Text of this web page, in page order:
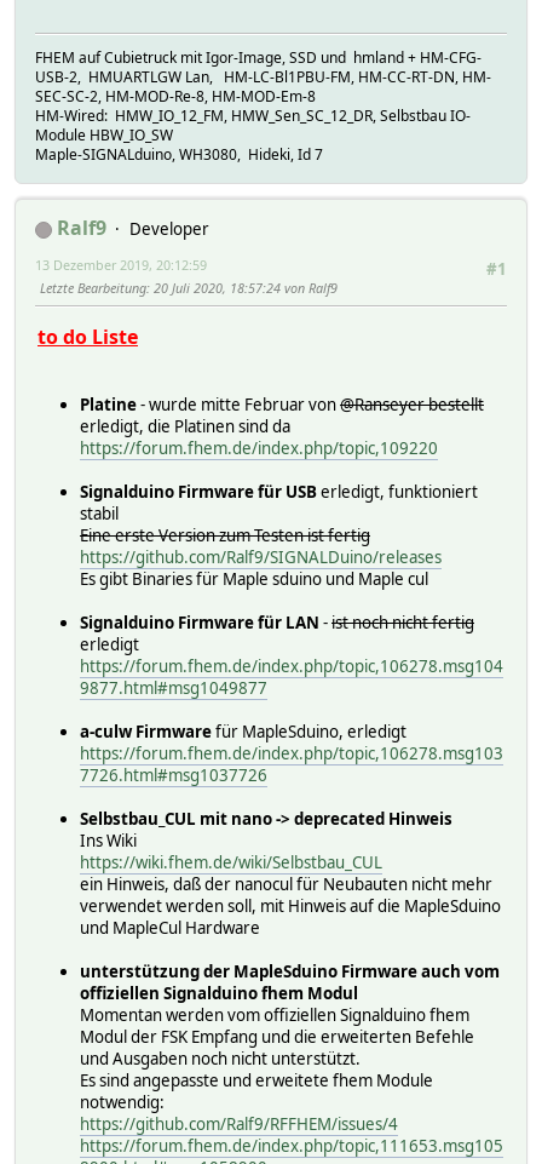
FHEM auf Cubietruck mit Igor-Image, SSD und hmland + HM-CFG-
USB-2, HMUARTLGW Lan, HM-LC-Bl1PBU-FM, HM-CC-RT-DN, HM-
SEC-SC-2, HM-MOD-Re-8, HM-MOD-Em-8
HM-Wired: HMW_IO_12_FM, HMW_Sen_SC_12_DR, Selbstbau IO-
Module HBW_IO_SW
Maple-SIGNALduino, WH3080, Hideki, Id 7
Ralf9
Developer
#1
13 Dezember 2019, 20:12:59
Letzte Bearbeitung: 20 Juli 2020, 18:57:24 von Ralf9
to do Liste
Platine- wurde mitte Februar von@Ranseyer bestellt
erledigt, die Platinen sind da
https://forum.fhem.de/index.php/topic,109220
Signalduino Firmware für USBerledigt, funktioniert
stabil
Eine erste Version zum Testen ist fertig
https://github.com/Ralf9/SIGNALDuino/releases
Es gibt Binaries für Maple sduino und Maple cul
Signalduino Firmware für LAN -ist noch nicht fertig
erledigt
https://forum.fhem.de/index.php/topic,106278.msg104
9877.html#msg1049877
a-culw Firmwarefür MapleSduino, erledigt
https://forum.fhem.de/index.php/topic,106278.msg103
7726.html#msg1037726
Selbstbau_CUL mit nano -> deprecated Hinweis
Ins Wiki
https://wiki.fhem.de/wiki/Selbstbau_CUL
ein Hinweis, daß der nanocul für Neubauten nicht mehr
verwendet werden soll, mit Hinweis auf die MapleSduino
und MapleCul Hardware
unterstützung der MapleSduino Firmware auch vom
offiziellen Signalduino fhem Modul
Momentan werden vom offiziellen Signalduino fhem
Modul der FSK Empfang und die erweiterten Befehle
und Ausgaben noch nicht unterstützt.
Es sind angepasste und erweitete fhem Module
notwendig:
https://github.com/Ralf9/RFFHEM/issues/4
https://forum.fhem.de/index.php/topic,111653.msg105